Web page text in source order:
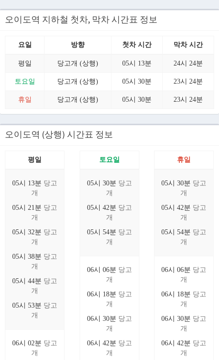
오이도역 지하철 첫차, 막차 시간표 정보
요일 방향 첫차 시간 막차 시간
평일 당고개 (상행) 05시 13분 24시 24분
토요일 당고개 (상행) 05시 30분 23시 24분
휴일 당고개 (상행) 05시 30분 23시 24분
오이도역 (상행) 시간표 정보
평일
05시 13분 당고
개
05시 21분 당고
개
05시 32분 당고
개
05시 38분 당고
개
05시 44분 당고
개
05시 53분 당고
개
06시 02분 당고
개
토요일
05시 30분 당고
개
05시 42분 당고
개
05시 54분 당고
개
06시 06분 당고
개
06시 18분 당고
개
06시 30분 당고
개
06시 42분 당고
개
휴일
05시 30분 당고
개
05시 42분 당고
개
05시 54분 당고
개
06시 06분 당고
개
06시 18분 당고
개
06시 30분 당고
개
06시 42분 당고
개